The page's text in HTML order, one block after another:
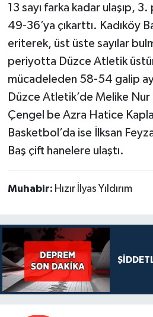
13 sayı farka kadar ulaşıp,
49-36’ya çıkarttı. Kadıköy
eriterek, üst üste sayılar
periyotta Düzce Atletik
mücadeleden 58-54 galip
Düzce Atletik’de Melike Nur
Çengel be Azra Hatice
Basketbol’da ise İlksan
Baş çift hanelere ulaştı.
Muhabir: Hızır İlyas Yıldırım